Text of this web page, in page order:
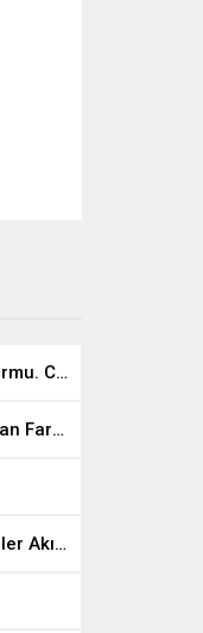
Eti Maden’de Yönetim Reformu. CEO Modeli’nde Kadro / Taşeron İşçilik Ayrımı Kalkıyor
Meclis Üyesinin Vatandaştan Farkı Ne ?
Stad Yeri Mirza’dan, Tribünler Akın’dan: Geriye Bakanlık Kaldı.